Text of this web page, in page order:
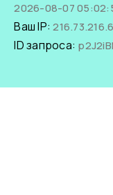
2026-08-07
Ваш IP:
ID запроса: